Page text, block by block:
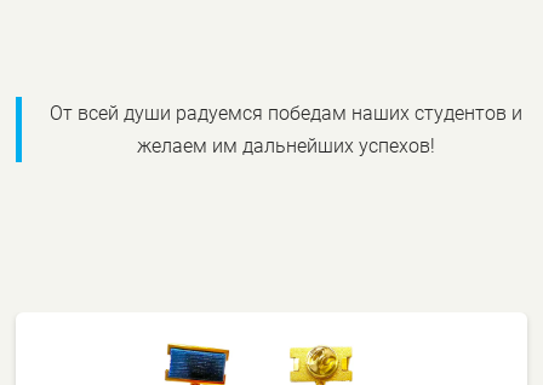
От всей души радуемся победам наших студентов и
желаем им дальнейших успехов!